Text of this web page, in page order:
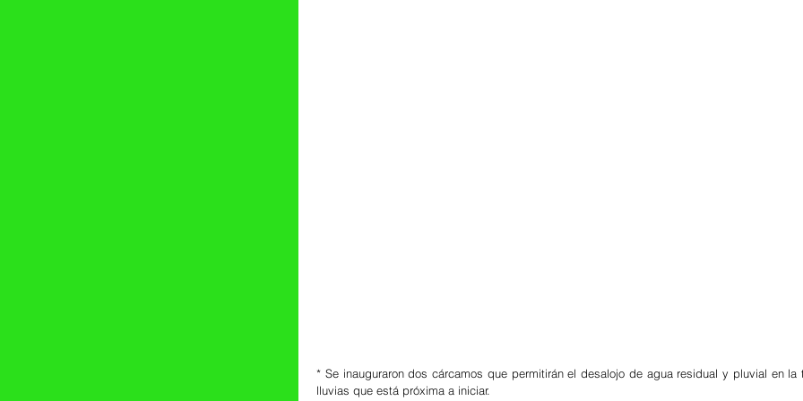
* ⁠Se inauguraron dos cárcamos que permitirán el desalojo de agua residual y pluvial en la
lluvias que está próxima a iniciar.